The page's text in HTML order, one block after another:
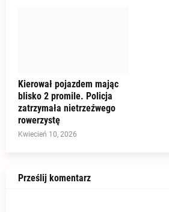
Kierował pojazdem mając
blisko 2 promile. Policja
zatrzymała nietrzeźwego
rowerzystę
Kwiecień 10, 2026
Prześlij komentarz